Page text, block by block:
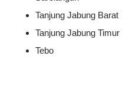
Tanjung Jabung Barat
Tanjung Jabung Timur
Tebo